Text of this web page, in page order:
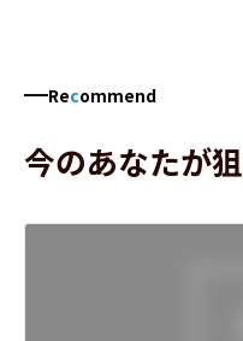
Recommend
今のあなたが